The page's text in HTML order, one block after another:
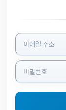
로그인 정보 입력